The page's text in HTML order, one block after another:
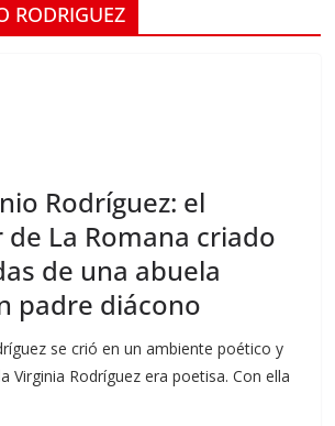
RODRIGUEZ
Rodríguez: el
La Romana criado
de una abuela
padre diácono
se crió en un ambiente poético y
Virginia Rodríguez era poetisa. Con ella